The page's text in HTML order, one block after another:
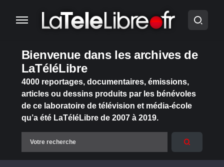
Bienvenue dans les archives de
LaTéléLibre
4000 reportages, documentaires, émissions,
articles ou dessins produits par les bénévoles
de ce laboratoire de télévision et média-école
qu’a été LaTéléLibre de 2007 à 2019.